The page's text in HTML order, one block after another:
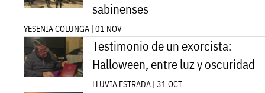
sabinenses
YESENIA COLUNGA | 01 NOV
Testimonio de un exorcista:
Halloween, entre luz y oscuridad
LLUVIA ESTRADA | 31 OCT